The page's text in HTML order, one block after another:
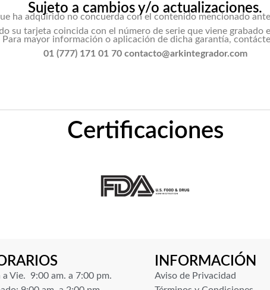
Sujeto a cambios y/o actualizaciones.
ha adquirido no concuerda con el contenido mencionado
su tarjeta coincida con el número de serie que viene grabado
Para mayor información o aplicación de dicha garantía,
01 (777) 171 01 70 contacto@arkintegrador.com
Certificaciones
a Vie. 9:00 am. a 7:00 pm.
INFORMACIÓN
Aviso de Privacidad